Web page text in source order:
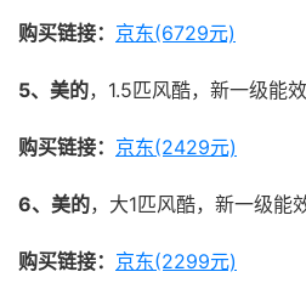
购买链接： 京东(6729元)
5、美的，1.5匹风酷，新一级能
购买链接： 京东(2429元)
6、美的，大1匹风酷，新一级能
购买链接： 京东(2299元)